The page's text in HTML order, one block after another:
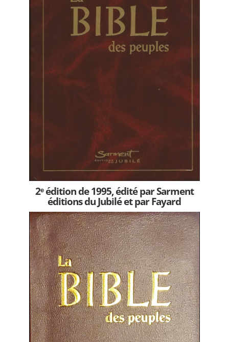
2ᵉ édition de 1995, édité par Sarment
éditions du Jubilé et par Fayard